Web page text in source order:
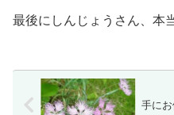
最後にしんじょうさん、本
手に